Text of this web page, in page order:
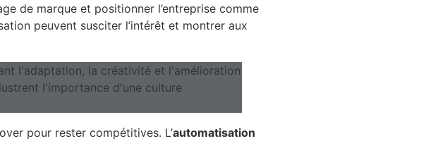
de marque et positionner l’entreprise comme
peuvent susciter l’intérêt et montrer aux
pour rester compétitives. L’automatisation